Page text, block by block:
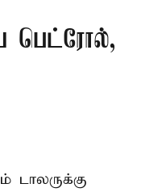
பெட்ரோல்,